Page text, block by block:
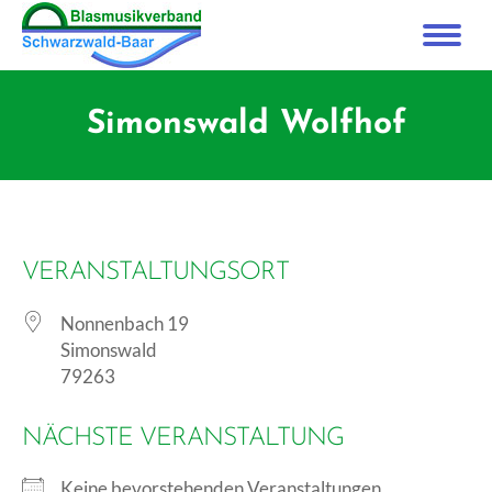
Simonswald Wolfhof
VERANSTALTUNGSORT
Nonnenbach 19
Simonswald
79263
NÄCHSTE VERANSTALTUNG